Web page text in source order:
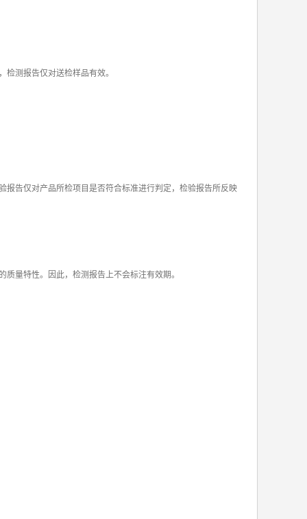
测报告仅对送检样品有效。
告仅对产品所检项目是否符合标准进行判定，检验报告所反映
量特性。因此，检测报告上不会标注有效期。